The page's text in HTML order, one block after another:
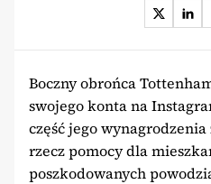
Boczny obrońca
swojego konta na
część jego
rzecz pomocy dla
poszkodowanych